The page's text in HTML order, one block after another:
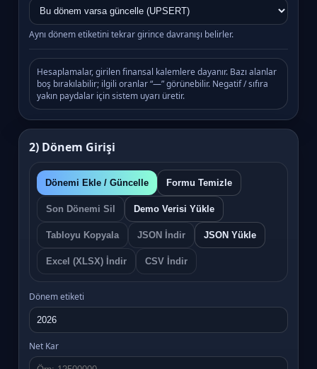
Aynı dönem etiketini tekrar girince davranışı belirler.
Hesaplamalar, girilen finansal kalemlere dayanır. Bazı alanlar
boş bırakılabilir; ilgili oranlar “—” görünebilir. Negatif / sıfıra
yakın paydalar için sistem uyarı üretir.
2) Dönem Girişi
Dönemi Ekle / Güncelle Formu Temizle
Son Dönemi Sil Demo Verisi Yükle
Tabloyu Kopyala JSON İndir JSON Yükle
Excel (XLSX) İndir CSV İndir
Dönem etiketi
Net Kar